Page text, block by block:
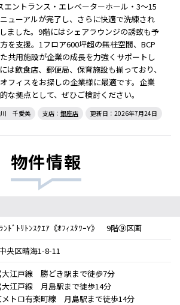
エントランス・エレベーターホール・3～15
ューアルが完了し、さらに快適で洗練され
ました。9階にはシェアラウンジの誘致も予
を支援。1フロア600坪超の無柱空間、BCP
共用施設が企業の成長を力強くサポートし
は飲食店、郵便局、保育施設も揃っており、
フィスをお探しの企業様に最適です。企業
な拠点として、ぜひご検討ください。
川 千愛美 支店： 銀座店 更新日：2026年7月24日
物件情報
ﾝﾄﾞﾄﾘﾄﾝｽｸｴｱ《ｵﾌｨｽﾀﾜｰY》 9階⑨区画
央区晴海1-8-11
大江戸線 勝どき駅まで徒歩7分
大江戸線 月島駅まで徒歩14分
メトロ有楽町線 月島駅まで徒歩14分